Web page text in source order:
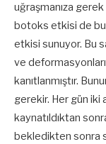
uğraşmanıza
botoks etkisi de
etkisi sunuyor. Bu
ve
kanıtlanmıştır.
gerekir. Her gün iki
kaynatıldıktan
bekledikten sonra